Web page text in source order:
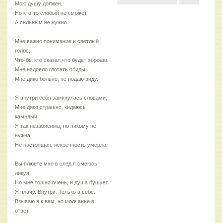
Мою душу должен.
Но кто-то слабый не сможет,
А сильным не нужно.
Мне важно понимание и светлый
голос,
Что-бы кто сказал,что будет хорошо.
Мне надоело глотать обиды.
Мне дико больно, не подаю виду.
Я внутри себя замкнулась словами,
Мне дико страшно, кидаюсь
камнями.
Я так независима, но никому не
нужна.
Не настоящая, искренность умерла.
Вы плюете мне в след,я смеюсь
ликуя,
Но мне тошно очень, и душа бушует.
Я плачу. Внутри. Только в себе.
Взываю я к вам, но молчанье в
ответ.